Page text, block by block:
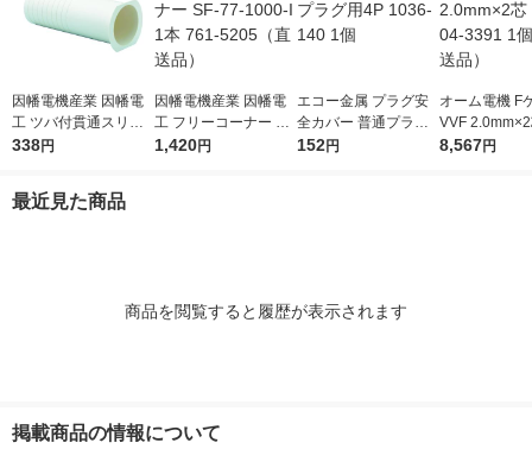
因幡電機産業 因幡電
工 ツバ付貫通スリー
ブ FPW-60 1個 761-3
338円
因幡電機産業 因幡電
工 フリーコーナー SF
-77-1000-I 1本 761-5
1,420円
エコー金属 プラグ安
全カバー 普通プラグ
用4P 1036-140 1個
152円
オーム電機 F
VVF
04-3391 1個
8,567円
最近見た商品
商品を閲覧すると履歴が表示されます
掲載商品の情報について